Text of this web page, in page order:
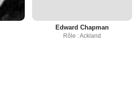
Edward Chapman
Rôle : Ackland